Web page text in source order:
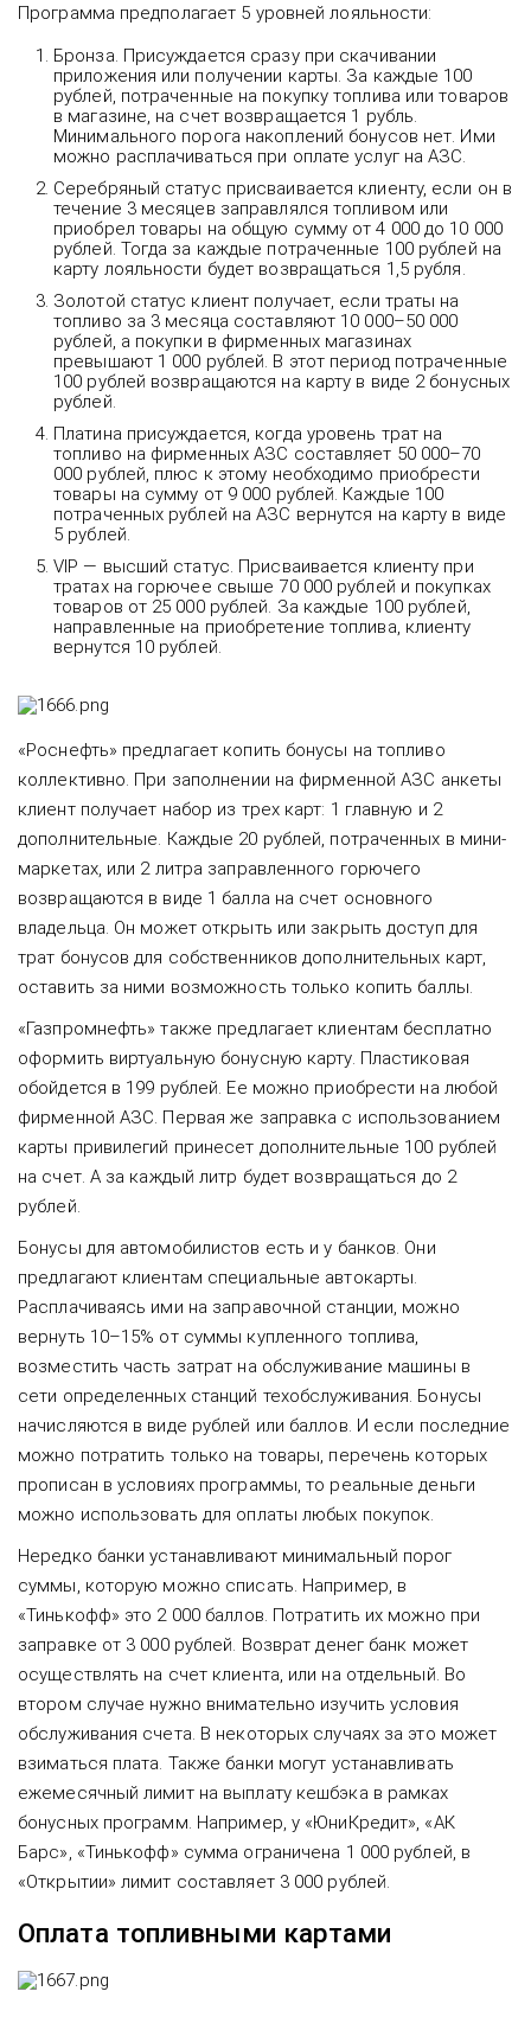
Программа предполагает 5 уровней лояльности:
Бронза. Присуждается сразу при скачивании
приложения или получении карты. За каждые 100
рублей, потраченные на покупку топлива или товаров
в магазине, на счет возвращается 1 рубль.
Минимального порога накоплений бонусов нет. Ими
можно расплачиваться при оплате услуг на АЗС.
Серебряный статус присваивается клиенту, если он в
течение 3 месяцев заправлялся топливом или
приобрел товары на общую сумму от 4 000 до 10 000
рублей. Тогда за каждые потраченные 100 рублей на
карту лояльности будет возвращаться 1,5 рубля.
Золотой статус клиент получает, если траты на
топливо за 3 месяца составляют 10 000–50 000
рублей, а покупки в фирменных магазинах
превышают 1 000 рублей. В этот период потраченные
100 рублей возвращаются на карту в виде 2 бонусных
рублей.
Платина присуждается, когда уровень трат на
топливо на фирменных АЗС составляет 50 000–70
000 рублей, плюс к этому необходимо приобрести
товары на сумму от 9 000 рублей. Каждые 100
потраченных рублей на АЗС вернутся на карту в виде
5 рублей.
VIP — высший статус. Присваивается клиенту при
тратах на горючее свыше 70 000 рублей и покупках
товаров от 25 000 рублей. За каждые 100 рублей,
направленные на приобретение топлива, клиенту
вернутся 10 рублей.
«Роснефть» предлагает копить бонусы на топливо
коллективно. При заполнении на фирменной АЗС анкеты
клиент получает набор из трех карт: 1 главную и 2
дополнительные. Каждые 20 рублей, потраченных в мини-
маркетах, или 2 литра заправленного горючего
возвращаются в виде 1 балла на счет основного
владельца. Он может открыть или закрыть доступ для
трат бонусов для собственников дополнительных карт,
оставить за ними возможность только копить баллы.
«Газпромнефть» также предлагает клиентам бесплатно
оформить виртуальную бонусную карту. Пластиковая
обойдется в 199 рублей. Ее можно приобрести на любой
фирменной АЗС. Первая же заправка с использованием
карты привилегий принесет дополнительные 100 рублей
на счет. А за каждый литр будет возвращаться до 2
рублей.
Бонусы для автомобилистов есть и у банков. Они
предлагают клиентам специальные автокарты.
Расплачиваясь ими на заправочной станции, можно
вернуть 10–15% от суммы купленного топлива,
возместить часть затрат на обслуживание машины в
сети определенных станций техобслуживания. Бонусы
начисляются в виде рублей или баллов. И если последние
можно потратить только на товары, перечень которых
прописан в условиях программы, то реальные деньги
можно использовать для оплаты любых покупок.
Нередко банки устанавливают минимальный порог
суммы, которую можно списать. Например, в
«Тинькофф» это 2 000 баллов. Потратить их можно при
заправке от 3 000 рублей. Возврат денег банк может
осуществлять на счет клиента, или на отдельный. Во
втором случае нужно внимательно изучить условия
обслуживания счета. В некоторых случаях за это может
взиматься плата. Также банки могут устанавливать
ежемесячный лимит на выплату кешбэка в рамках
бонусных программ. Например, у «ЮниКредит», «АК
Барс», «Тинькофф» сумма ограничена 1 000 рублей, в
«Открытии» лимит составляет 3 000 рублей.
Оплата топливными картами